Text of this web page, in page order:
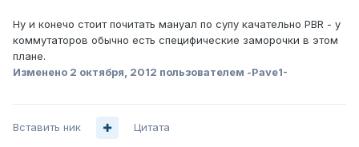
Ну и конечо стоит почитать мануал по супу качательно PBR - у
коммутаторов обычно есть специфические заморочки в этом
плане.
Изменено 2 октября, 2012 пользователем -Pave1-
Вставить ник Цитата